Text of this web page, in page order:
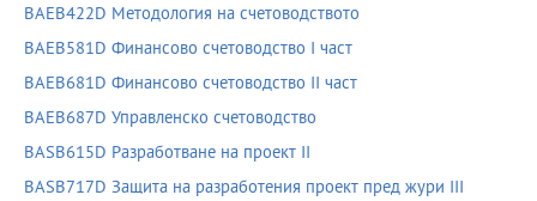
BAEB422D Методология на счетоводството
BAEB581D Финансово счетоводство І част
BAEB681D Финансово счетоводство ІІ част
BAEB687D Управленско счетоводство
BASB615D Разработване на проект II
BASB717D Защита на разработения проект пред жури III